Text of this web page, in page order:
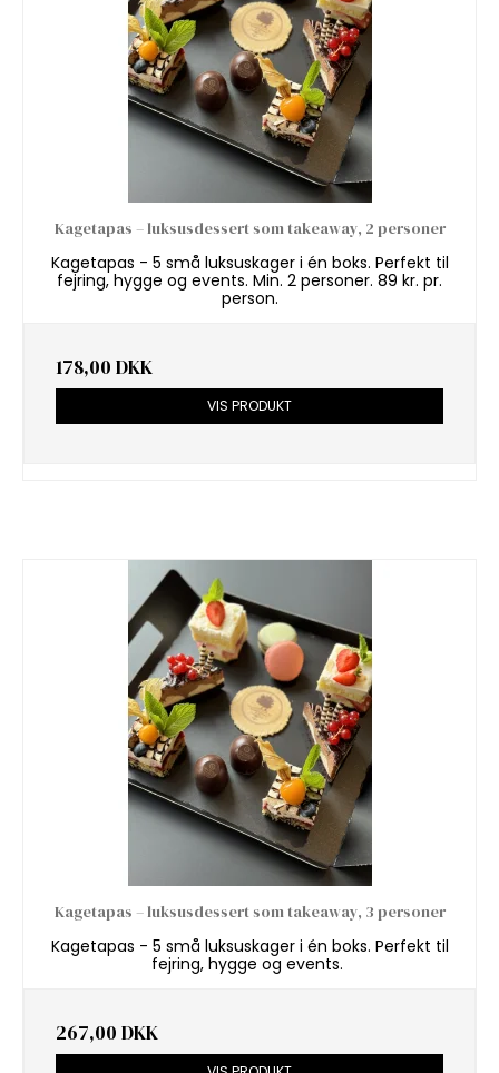
Kagetapas – luksusdessert som takeaway, 2 personer
Kagetapas - 5 små luksuskager i én boks. Perfekt til
fejring, hygge og events. Min. 2 personer. 89 kr. pr.
person.
178,00 DKK
VIS PRODUKT
Kagetapas – luksusdessert som takeaway, 3 personer
Kagetapas - 5 små luksuskager i én boks. Perfekt til
fejring, hygge og events.
267,00 DKK